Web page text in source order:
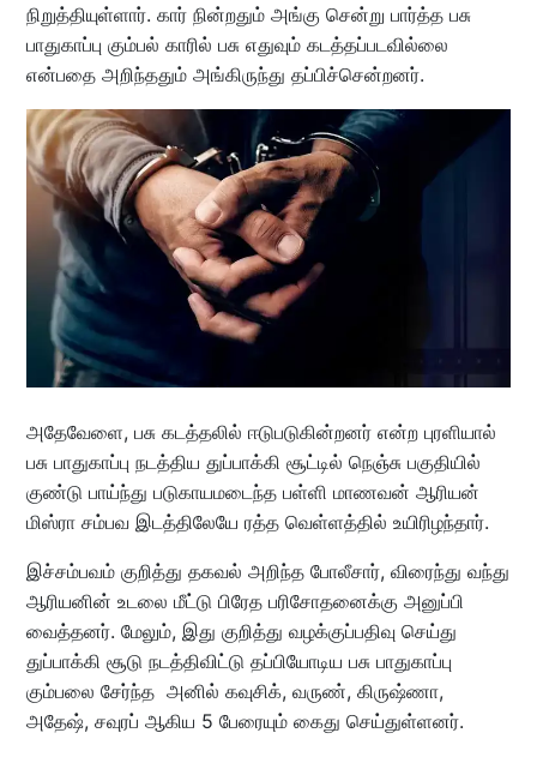
நிறுத்தியுள்ளார். கார் நின்றதும் அங்கு சென்று பார்த்த பசு
பாதுகாப்பு கும்பல் காரில் பசு எதுவும் கடத்தப்படவில்லை
என்பதை அறிந்ததும் அங்கிருந்து தப்பிச்சென்றனர்.
அதேவேளை, பசு கடத்தலில் ஈடுபடுகின்றனர் என்ற புரளியால்
பசு பாதுகாப்பு நடத்திய துப்பாக்கி சூட்டில் நெஞ்சு பகுதியில்
குண்டு பாய்ந்து படுகாயமடைந்த பள்ளி மாணவன் ஆரியன்
மிஸ்ரா சம்பவ இடத்திலேயே ரத்த வெள்ளத்தில் உயிரிழந்தார்.
இச்சம்பவம் குறித்து தகவல் அறிந்த போலீசார், விரைந்து வந்து
ஆரியனின் உடலை மீட்டு பிரேத பரிசோதனைக்கு அனுப்பி
வைத்தனர். மேலும், இது குறித்து வழக்குப்பதிவு செய்து
துப்பாக்கி சூடு நடத்திவிட்டு தப்பியோடிய பசு பாதுகாப்பு
கும்பலை சேர்ந்த அனில் கவுசிக், வருண், கிருஷ்ணா,
அதேஷ், சவுரப் ஆகிய 5 பேரையும் கைது செய்துள்ளனர்.